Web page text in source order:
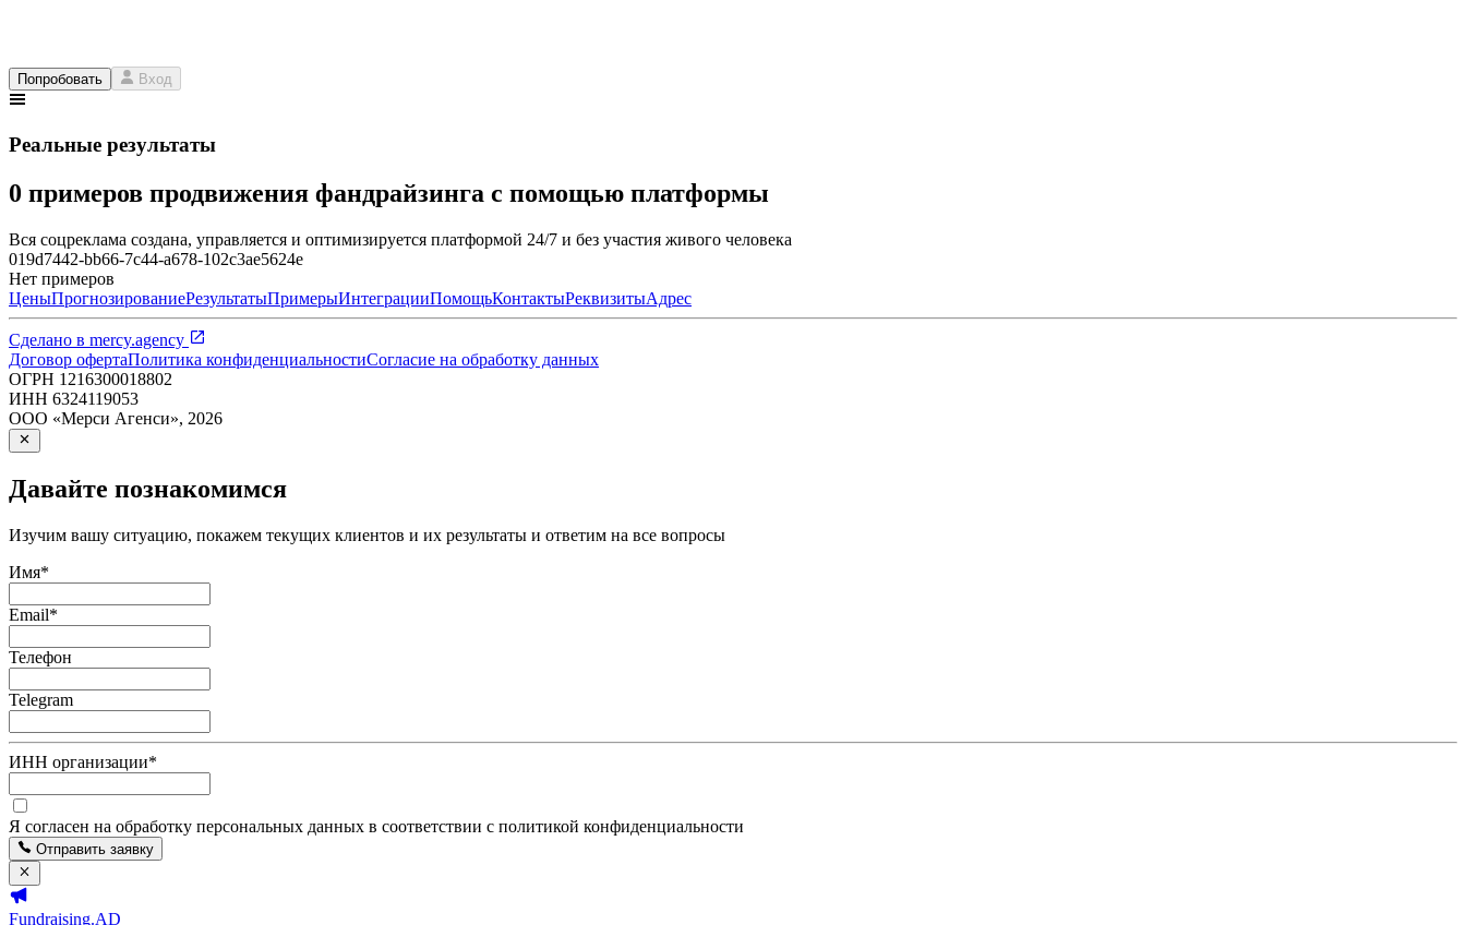
Попробовать Вход
Реальные результаты
0 примеров продвижения фандрайзинга с помощью платформы
Вся соцреклама создана, управляется и оптимизируется платформой 24/7 и без участия живого человека
019d7442-bb66-7c44-a678-102c3ae5624e
Нет примеров
ЦеныПрогнозированиеРезультатыПримерыИнтеграцииПомощьКонтактыРеквизитыАдрес
Сделано в mercy.agency
Договор офертаПолитика конфиденциальностиСогласие на обработку данных
ОГРН 1216300018802
ИНН 6324119053
ООО «Мерси Агенси», 2026
Давайте познакомимся
Изучим вашу ситуацию, покажем текущих клиентов и их результаты и ответим на все вопросы
Имя*
Email*
Телефон
Telegram
ИНН организации*
Я согласен на обработку персональных данных в соответствии с политикой конфиденциальности
Отправить заявку
Fundraising.AD